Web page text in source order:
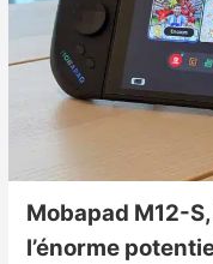
Mobapad M12-
l’énorme